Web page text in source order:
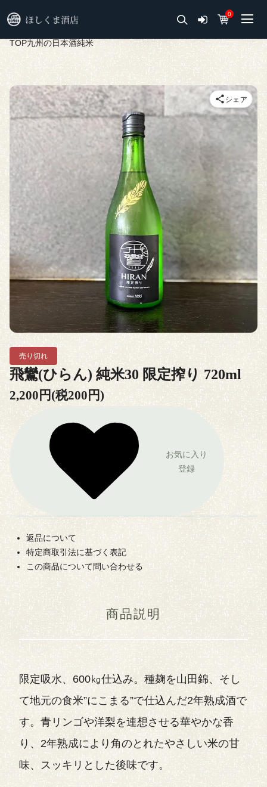
0
TOP九州の日本酒純米
売り切れ
飛鸞(ひらん) 純米30 限定搾り 720ml
2,200円(税200円)
お気に入り
登録
返品について
特定商取引法に基づく表記
この商品について問い合わせる
シェア
商品説明
限定吸水、600㎏仕込み。種麹を山田錦、そし
て地元の食米”にこまる”で仕込んだ2年熟成酒で
す。青リンゴや洋梨を連想させる華やかな香
り、2年熟成により角のとれたやさしい米の甘
味、スッキリとした後味です。